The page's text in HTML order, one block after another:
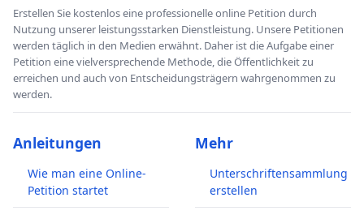
Erstellen Sie kostenlos eine professionelle online Petition durch
Nutzung unserer leistungsstarken Dienstleistung. Unsere Petitionen
werden täglich in den Medien erwähnt. Daher ist die Aufgabe einer
Petition eine vielversprechende Methode, die Öffentlichkeit zu
erreichen und auch von Entscheidungsträgern wahrgenommen zu
werden.
Anleitungen
Wie man eine Online-
Petition startet
Mehr
Unterschriftensammlung
erstellen